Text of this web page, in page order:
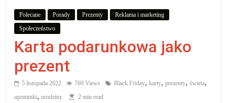
aby
wiedzieć,
co
kupić.
Polecane Porady Prezenty
Reklama i marketing
Społeczeństwo
Karta podarunkowa jako
prezent
5 listopada 2022 769 Views Black Friday,karty,prezenty,świeta,
upominki,urodziny 2 min read